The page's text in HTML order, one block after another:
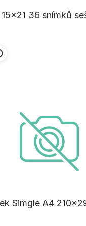
15x21 36 snímků
Simgle A4